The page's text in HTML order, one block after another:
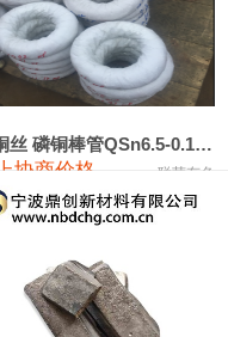
17,500 0
19,000 100
18,100 100
9,700
10,400
磷铜丝 磷铜棒管QSn6.5-0.1 7-0.2 8-0.3
协商价格 联荣有色